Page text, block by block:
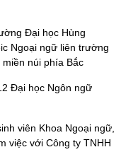
Đại học Hùng
Ngoại ngữ liên trường
núi phía Bắc
Đại học Ngôn ngữ
viên Khoa Ngoại ngữ,
việc với Công ty TNHH